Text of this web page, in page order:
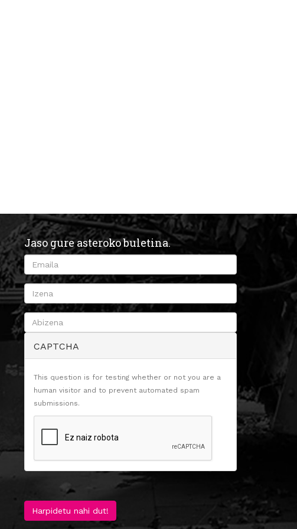
Jaso gure asteroko buletina.
CAPTCHA
This question is for testing whether or not you are a
human visitor and to prevent automated spam
submissions.
Harpidetu nahi dut!